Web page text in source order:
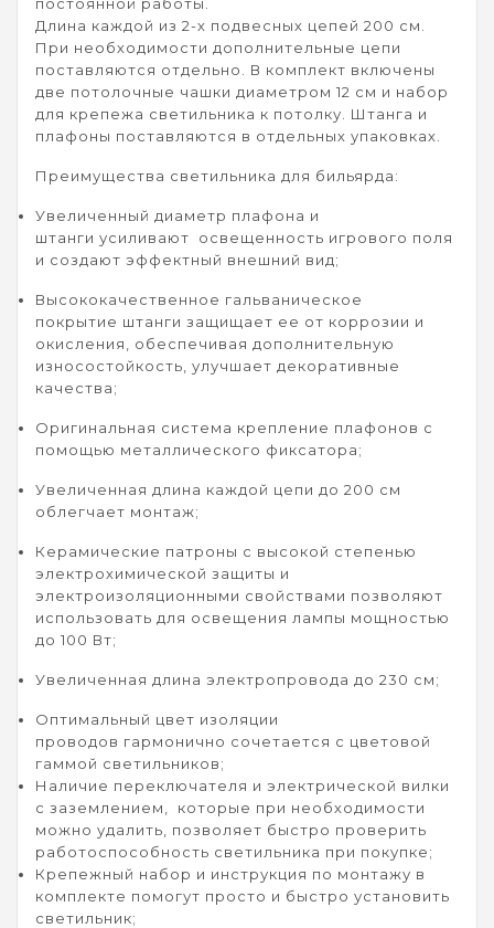
Длина каждой из 2-х подвесных цепей 200 см.
При необходимости дополнительные цепи
поставляются отдельно. В комплект включены
две потолочные чашки диаметром 12 см и набор
для крепежа светильника к потолку. Штанга и
плафоны поставляются в отдельных упаковках.
Преимущества светильника для бильярда:
Увеличенный диаметр плафона и
штанги усиливают освещенность игрового поля
и создают эффектный внешний вид;
Высококачественное гальваническое
покрытие штанги защищает ее от коррозии и
окисления, обеспечивая дополнительную
износостойкость, улучшает декоративные
качества;
Оригинальная система крепление плафонов с
помощью металлического фиксатора;
Увеличенная длина каждой цепи до 200 см
облегчает монтаж;
Керамические патроны с высокой степенью
электрохимической защиты и
электроизоляционными свойствами позволяют
использовать для освещения лампы мощностью
до 100 Вт;
Увеличенная длина электропровода до 230 см;
Оптимальный цвет изоляции
проводов гармонично сочетается с цветовой
гаммой светильников;
Наличие переключателя и электрической вилки
с заземлением
, которые при необходимости
можно удалить, позволяет быстро проверить
работоспособность светильника при покупке;
Крепежный набор и инструкция по монтажу в
комплекте помогут просто и быстро установить
светильник;